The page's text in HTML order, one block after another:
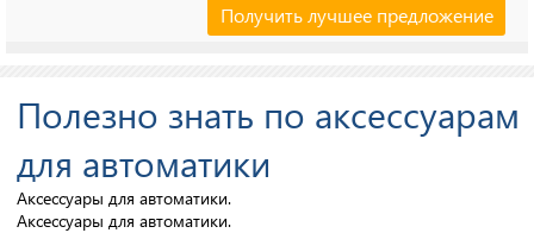
Полезно знать по аксессуарам
для автоматики
Аксессуары для автоматики.
Аксессуары для автоматики.